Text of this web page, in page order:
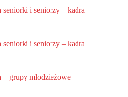
i seniorzy – kadra
i seniorzy – kadra
grupy młodzieżowe